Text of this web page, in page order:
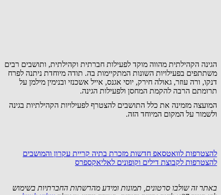
הגינה הקהילתית מהווה מוקד לפעילות חברתית וקהילתית, ותושבים רבים
משתתפים בפעילויות השונות המתקיימות בה. תודה מיוחדת ניתנה לפרח
דנקו, ורה עוזר, גאולה חירק, יוסי אגנס, אייל אשכנזי ובנימין מילמן על
תרומתם הרבה להקמת המחסן ולפעילות הגינה.
המועצה מזמינה את כלל התושבים להצטרף לפעילויות הקהילתיות בגינה
ולשמור על המקום המיוחד הזה.
להצטרפות לוואטסאפ חדשות מזכרת בתיה קריית עקרון והמושבים
להצטרפות לקבוצת דילים וקופונים לאליאקספרס
באתר זה שולבו סרטונים, תמונות ומידע מהרשתות החברתיות בשימוש